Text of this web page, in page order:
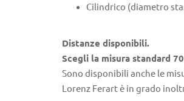
Cilindrico (diametro
Distanze disponibili.
Scegli la misura standard
Sono disponibili anche le
Lorenz Ferart è in grado